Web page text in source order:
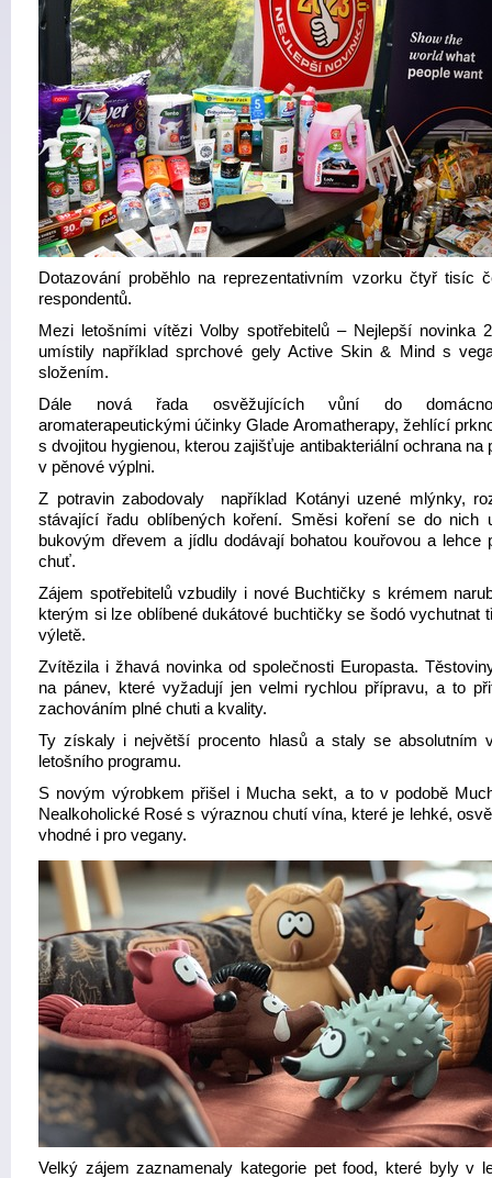
Dotazování proběhlo na reprezentativním vzorku čtyř tisíc
respondentů.
Mezi letošními vítězi Volby spotřebitelů – Nejlepší novinka
umístily například sprchové gely Active Skin & Mind s
složením.
Dále nová řada osvěžujících vůní do
aromaterapeutickými účinky Glade Aromatherapy, žehlící
s dvojitou hygienou, kterou zajišťuje antibakteriální ochrana na
v pěnové výplni.
Z potravin zabodovaly například Kotányi uzené mlýnky,
stávající řadu oblíbených koření. Směsi koření se do nich
bukovým dřevem a jídlu dodávají bohatou kouřovou a lehce
chuť.
Zájem spotřebitelů vzbudily i nové Buchtičky s krémem
kterým si lze oblíbené dukátové buchtičky se šodó vychutnat
výletě.
Zvítězila i žhavá novinka od společnosti Europasta.
na pánev, které vyžadují jen velmi rychlou přípravu, a to
zachováním plné chuti a kvality.
Ty získaly i největší procento hlasů a staly se absolutním
letošního programu.
S novým výrobkem přišel i Mucha sekt, a to v podobě
Nealkoholické Rosé s výraznou chutí vína, které je lehké,
vhodné i pro vegany.
Velký zájem zaznamenaly kategorie pet food, které byly v